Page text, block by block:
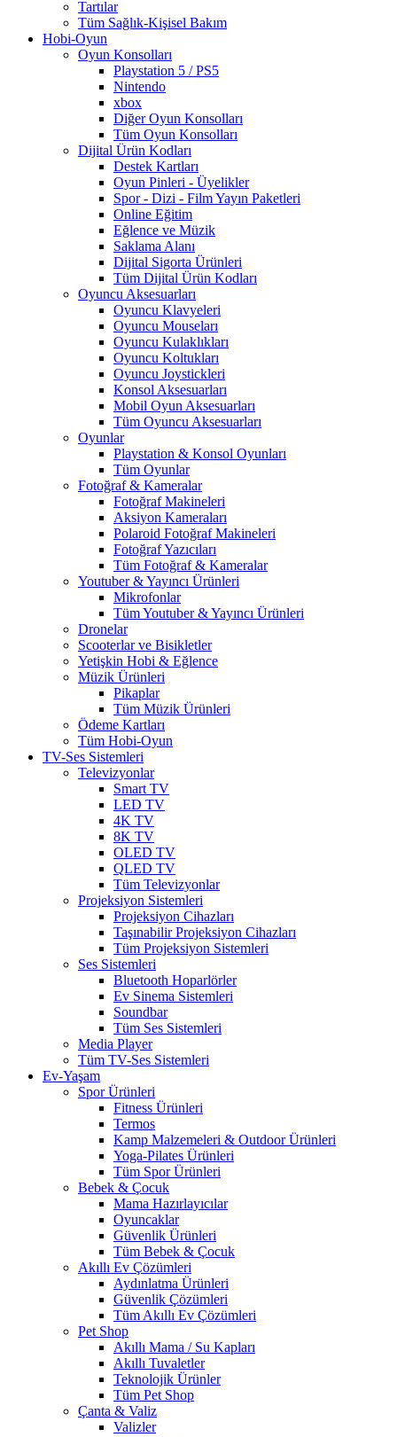
Tartılar
Tüm Sağlık-Kişisel Bakım
Hobi-Oyun
Oyun Konsolları
Playstation 5 / PS5
Nintendo
xbox
Diğer Oyun Konsolları
Tüm Oyun Konsolları
Dijital Ürün Kodları
Destek Kartları
Oyun Pinleri - Üyelikler
Spor - Dizi - Film Yayın Paketleri
Online Eğitim
Eğlence ve Müzik
Saklama Alanı
Dijital Sigorta Ürünleri
Tüm Dijital Ürün Kodları
Oyuncu Aksesuarları
Oyuncu Klavyeleri
Oyuncu Mouseları
Oyuncu Kulaklıkları
Oyuncu Koltukları
Oyuncu Joystickleri
Konsol Aksesuarları
Mobil Oyun Aksesuarları
Tüm Oyuncu Aksesuarları
Oyunlar
Playstation & Konsol Oyunları
Tüm Oyunlar
Fotoğraf & Kameralar
Fotoğraf Makineleri
Aksiyon Kameraları
Polaroid Fotoğraf Makineleri
Fotoğraf Yazıcıları
Tüm Fotoğraf & Kameralar
Youtuber & Yayıncı Ürünleri
Mikrofonlar
Tüm Youtuber & Yayıncı Ürünleri
Dronelar
Scooterlar ve Bisikletler
Yetişkin Hobi & Eğlence
Müzik Ürünleri
Pikaplar
Tüm Müzik Ürünleri
Ödeme Kartları
Tüm Hobi-Oyun
TV-Ses Sistemleri
Televizyonlar
Smart TV
LED TV
4K TV
8K TV
OLED TV
QLED TV
Tüm Televizyonlar
Projeksiyon Sistemleri
Projeksiyon Cihazları
Taşınabilir Projeksiyon Cihazları
Tüm Projeksiyon Sistemleri
Ses Sistemleri
Bluetooth Hoparlörler
Ev Sinema Sistemleri
Soundbar
Tüm Ses Sistemleri
Media Player
Tüm TV-Ses Sistemleri
Ev-Yaşam
Spor Ürünleri
Fitness Ürünleri
Termos
Kamp Malzemeleri & Outdoor Ürünleri
Yoga-Pilates Ürünleri
Tüm Spor Ürünleri
Bebek & Çocuk
Mama Hazırlayıcılar
Oyuncaklar
Güvenlik Ürünleri
Tüm Bebek & Çocuk
Akıllı Ev Çözümleri
Aydınlatma Ürünleri
Güvenlik Çözümleri
Tüm Akıllı Ev Çözümleri
Pet Shop
Akıllı Mama / Su Kapları
Akıllı Tuvaletler
Teknolojik Ürünler
Tüm Pet Shop
Çanta & Valiz
Valizler